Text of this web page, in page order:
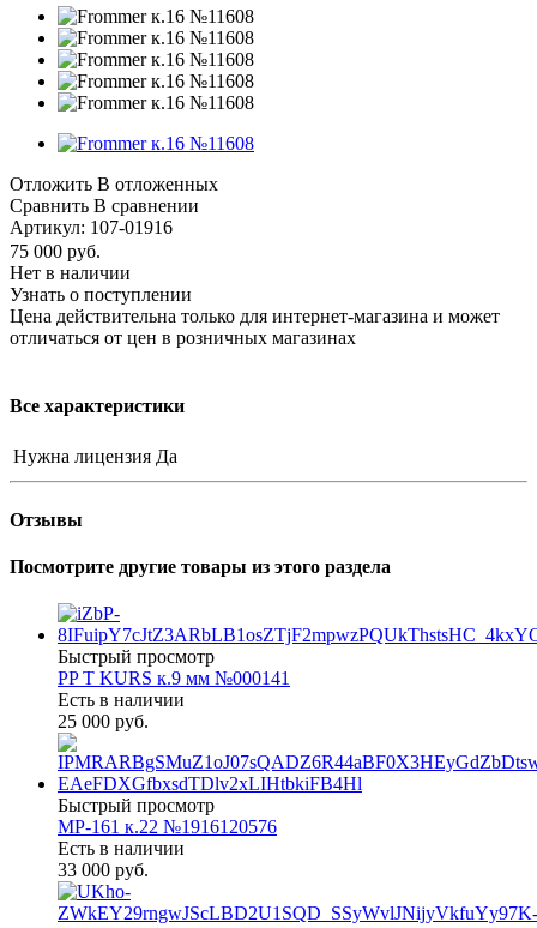
Отложить В отложенных
Сравнить В сравнении
Артикул: 107-01916
75 000 руб.
Нет в наличии
Узнать о поступлении
Цена действительна только для интернет-магазина и может
отличаться от цен в розничных магазинах
Все характеристики
Нужна лицензия Да
Отзывы
Посмотрите другие товары из этого раздела
Быстрый просмотр
PP T KURS к.9 мм №000141
Есть в наличии
25 000 руб.
Быстрый просмотр
МР-161 к.22 №1916120576
Есть в наличии
33 000 руб.